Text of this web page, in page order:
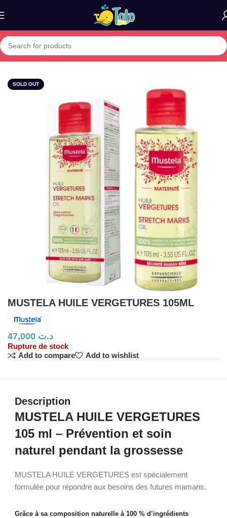
Home»Boutique»MUSTELA HUILE VERGETURES 105ML
SOLD OUT
MUSTELA HUILE VERGETURES 105ML
د.ت
Rupture de stock
Add to compare
Add to wishlist
Description
MUSTELA HUILE VERGETURES
105 ml – Prévention et soin
naturel pendant la grossesse
MUSTELA HUILE VERGETURES est spécialement
formulée pour répondre aux besoins des futures mamans.
Grâce à sa composition naturelle à 100 % d’ingrédients